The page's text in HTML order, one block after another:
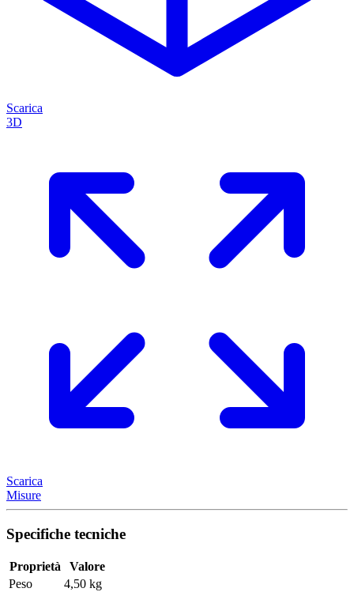
Scarica
3D
Scarica
Misure
Specifiche tecniche
Proprietà
Valore
Peso
4,50 kg